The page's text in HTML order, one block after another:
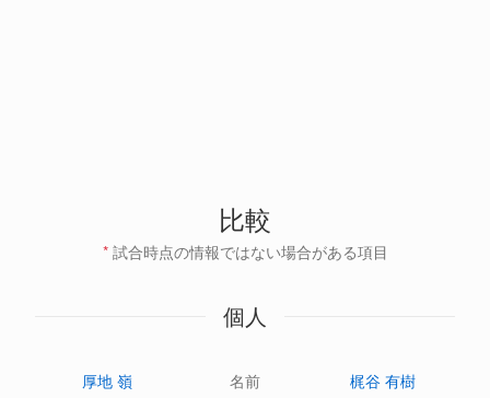
比較
* 試合時点の情報ではない場合がある項目
個人
厚地 嶺 名前
梶谷 有樹